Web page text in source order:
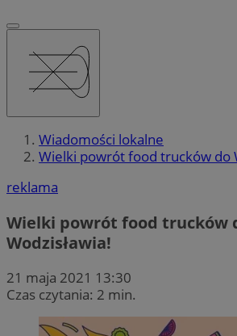
Wiadomości lokalne
Wielki powrót food trucków do
reklama
Wielki powrót food trucków
Wodzisławia!
21 maja 2021 13:30
Czas czytania: 2 min.